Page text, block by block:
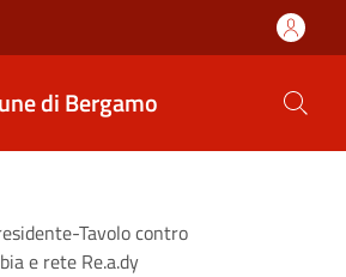
di Bergamo
Tavolo contro
e rete Re.a.dy